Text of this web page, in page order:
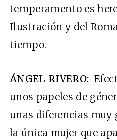
temperamento es
Ilustración y del
tiempo.
ÁNGEL RIVERO:
unos papeles de
unas diferencias muy
la única mujer que